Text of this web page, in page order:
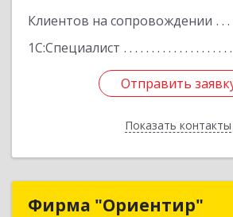
Клиентов на сопровождении
1С:Специалист
Отправить
Показать контакты
Отправить
Назад
Фирма "Ориентир"
Фирма